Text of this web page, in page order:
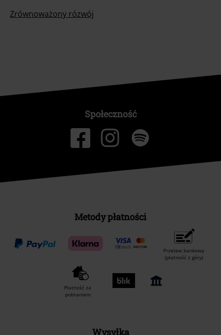
Zrównoważony rózwój
Społeczność
Metody płatności
Przelew bankowy
(płatność z góry)
Płatność za
pobraniem
Wysyłka